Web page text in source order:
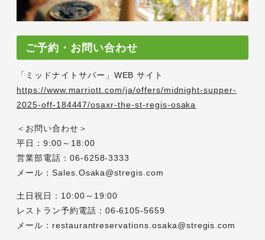
ご予約・お問い合わせ
「ミッドナイトサパー」WEB サイト
https://www.marriott.com/ja/offers/midnight-supper-
2025-off-184447/osaxr-the-st-regis-osaka
＜お問い合わせ＞
平日：9:00～18:00
営業部電話：06-6258-3333
メール：Sales.Osaka@stregis.com
土日祝日：10:00～19:00
レストラン予約電話：06-6105-5659
メール：restaurantreservations.osaka@stregis.com